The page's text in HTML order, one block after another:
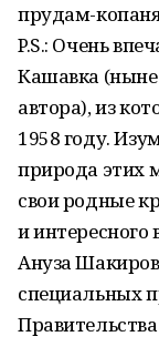
прудам-
P.S.: Очень
Кашавка (ныне
автора), из
1958 году.
природа этих
свои родные
и интересного
Ануза
специальных